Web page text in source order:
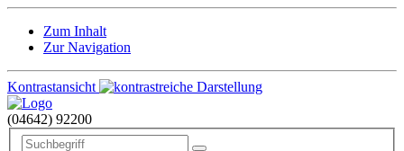
Zum Inhalt
Zur Navigation
Kontrastansicht
(04642) 92200